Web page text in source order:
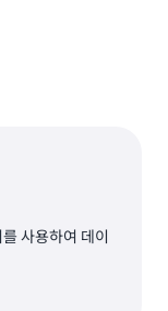
사용하여 데이